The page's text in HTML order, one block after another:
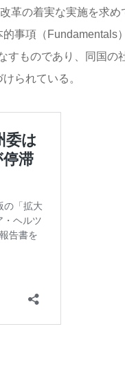
革の着実な実施を求め
事項（Fundamentals
すものであり、同国の
られている。